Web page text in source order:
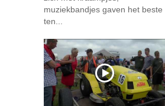
muziekbandjes gaven het beste
ten...